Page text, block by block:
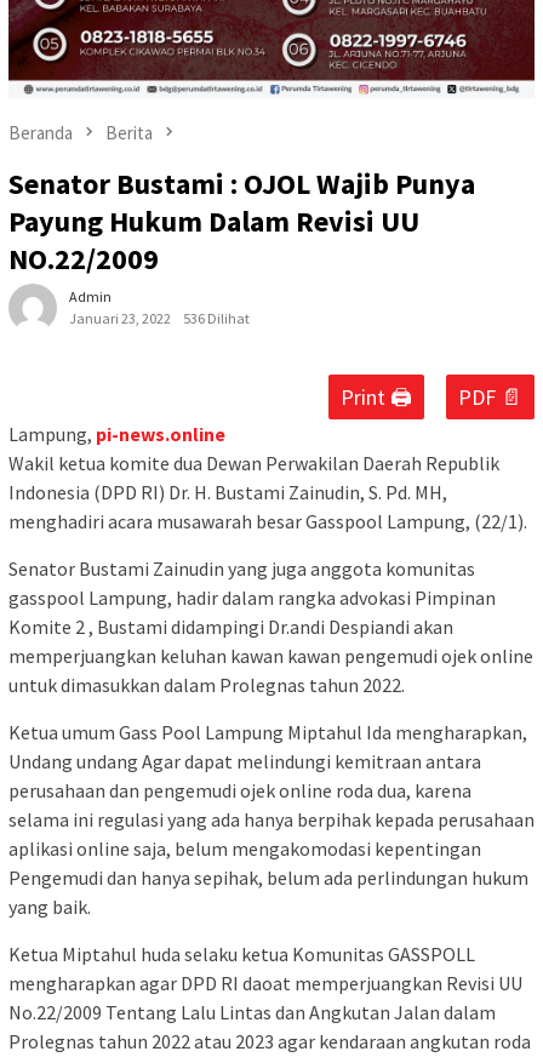
Beranda Berita
Senator Bustami : OJOL Wajib Punya
Payung Hukum Dalam Revisi UU
NO.22/2009
Admin
Januari 23, 2022
536 Dilihat
Print 🖨 PDF 📄
Lampung, pi-news.online
Wakil ketua komite dua Dewan Perwakilan Daerah Republik
Indonesia (DPD RI) Dr. H. Bustami Zainudin, S. Pd. MH,
menghadiri acara musawarah besar Gasspool Lampung, (22/1).
Senator Bustami Zainudin yang juga anggota komunitas
gasspool Lampung, hadir dalam rangka advokasi Pimpinan
Komite 2 , Bustami didampingi Dr.andi Despiandi akan
memperjuangkan keluhan kawan kawan pengemudi ojek online
untuk dimasukkan dalam Prolegnas tahun 2022.
Ketua umum Gass Pool Lampung Miptahul Ida mengharapkan,
Undang undang Agar dapat melindungi kemitraan antara
perusahaan dan pengemudi ojek online roda dua, karena
selama ini regulasi yang ada hanya berpihak kepada perusahaan
aplikasi online saja, belum mengakomodasi kepentingan
Pengemudi dan hanya sepihak, belum ada perlindungan hukum
yang baik.
Ketua Miptahul huda selaku ketua Komunitas GASSPOLL
mengharapkan agar DPD RI daoat memperjuangkan Revisi UU
No.22/2009 Tentang Lalu Lintas dan Angkutan Jalan dalam
Prolegnas tahun 2022 atau 2023 agar kendaraan angkutan roda